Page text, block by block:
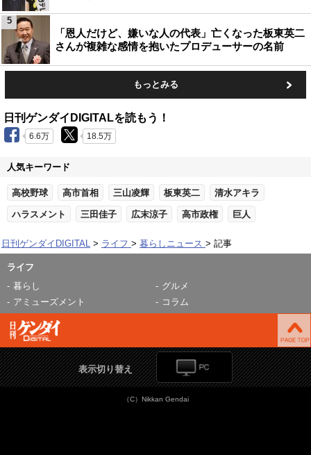
「恩人だけど、嫌いな人の代表」亡くなった板東英二
さんが複雑な感情を抱いたプロデューサーの名前
5
もっとみる
日刊ゲンダイDIGITALを読もう！
6.6万 18.5万
人気キーワード
高校野球 高市首相 三山凌輝 板東英二 清水アキラ
ハラスメント 三田佳子 広末涼子 高市政権 巨人
日刊ゲンダイDIGITAL ライフ 暮らしニュース 記事
ライフ
暮らし
グルメ
アミューズメント
コラム
表示切り替え
（C）Nikkan Gendai